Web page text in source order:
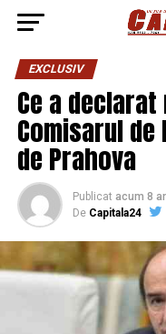
EXCLUSIV
Ce a
Comisarul de
de Prahova
Publicat acum 8
De Capitala24